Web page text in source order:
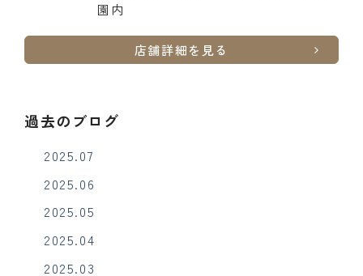
園内
店舗詳細を見る
過去のブログ
2025.07
2025.06
2025.05
2025.04
2025.03